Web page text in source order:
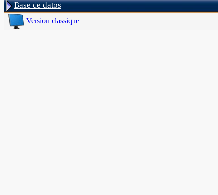
Base de datos
Version classique